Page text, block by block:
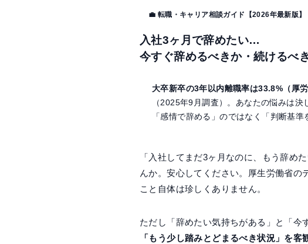
💼 転職・キャリア相談ガイド【2026年最新版】
入社3ヶ月で辞めたい…
今すぐ辞めるべきか・続けるべ
大卒新卒の3年以内離職率は33.8%（厚
（2025年9月調査）。あなたの悩みは
「感情で辞める」のではなく「判断基準
「入社してまだ3ヶ月なのに、もう辞
んか。安心してください。厚生労働省の
こと自体は珍しくありません。
ただし「辞めたい気持ちがある」と「今
「もう少し踏みとどまるべき状況」を